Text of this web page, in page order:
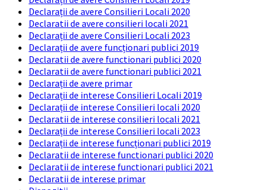
Declarații de avere Consilieri Locali 2020
Declaratii de avere consilieri locali 2021
Declarații de avere Consilieri Locali 2023
Declarații de avere funcționari publici 2019
Declaratii de avere functionari publici 2020
Declaratii de avere functionari publici 2021
Declarații de avere primar
Declarații de interese Consilieri Locali 2019
Declarații de interese Consilieri locali 2020
Declaratii de interese consilieri locali 2021
Declarații de interese Consilieri locali 2023
Declarații de interese funcționari publici 2019
Declaratii de interese functionari publici 2020
Declaratii de interese functionari publici 2021
Declaratii de interese primar